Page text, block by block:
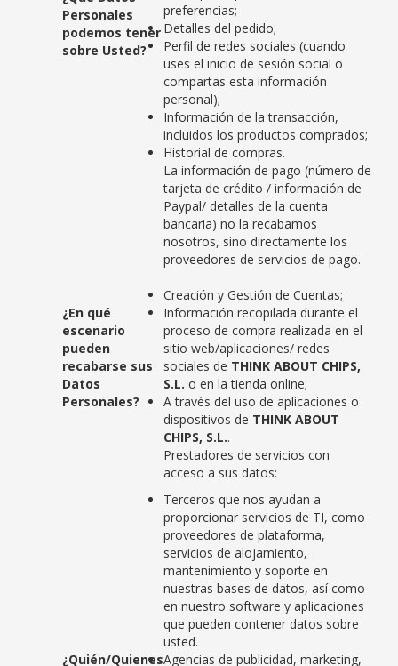
Personales
podemos tener
sobre Usted?
preferencias;
Detalles del pedido;
Perfil de redes sociales (cuando
uses el inicio de sesión social o
compartas esta información
personal);
Información de la transacción,
incluidos los productos comprados;
Historial de compras.
La información de pago (número de
tarjeta de crédito / información de
Paypal/ detalles de la cuenta
bancaria) no la recabamos
nosotros, sino directamente los
proveedores de servicios de pago.
¿En qué
escenario
pueden
recabarse sus
Datos
Personales?
Creación y Gestión de Cuentas;
Información recopilada durante el
proceso de compra realizada en el
sitio web/aplicaciones/ redes
sociales de THINK ABOUT CHIPS,
S.L. o en la tienda online;
A través del uso de aplicaciones o
dispositivos de THINK ABOUT
CHIPS, S.L..
¿Quién/Quienes
Prestadores de servicios con
acceso a sus datos:
Terceros que nos ayudan a
proporcionar servicios de TI, como
proveedores de plataforma,
servicios de alojamiento,
mantenimiento y soporte en
nuestras bases de datos, así como
en nuestro software y aplicaciones
que pueden contener datos sobre
usted.
Agencias de publicidad, marketing,